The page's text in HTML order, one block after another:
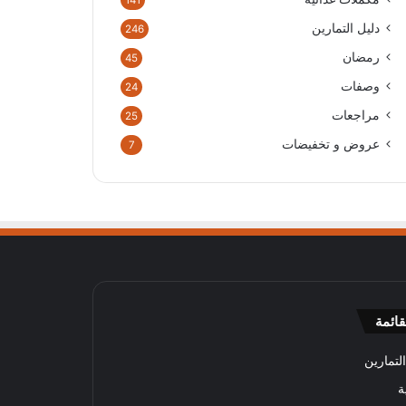
دليل التمارين 246
رمضان 45
وصفات 24
مراجعات 25
عروض و تخفيضات 7